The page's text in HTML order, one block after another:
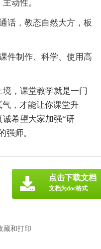
动性。
话，教态自然大方，板
件制作、科学、使用高
，课堂教学就是一门
，才能让你课堂升
希望大家加强“研
强师。
藏和打印
点击下载文档
文档为doc格式